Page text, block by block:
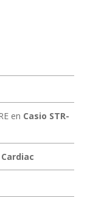
en Casio STR-